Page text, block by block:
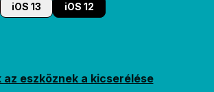
iOS 13 iOS 12
az eszköznek a kicserélése